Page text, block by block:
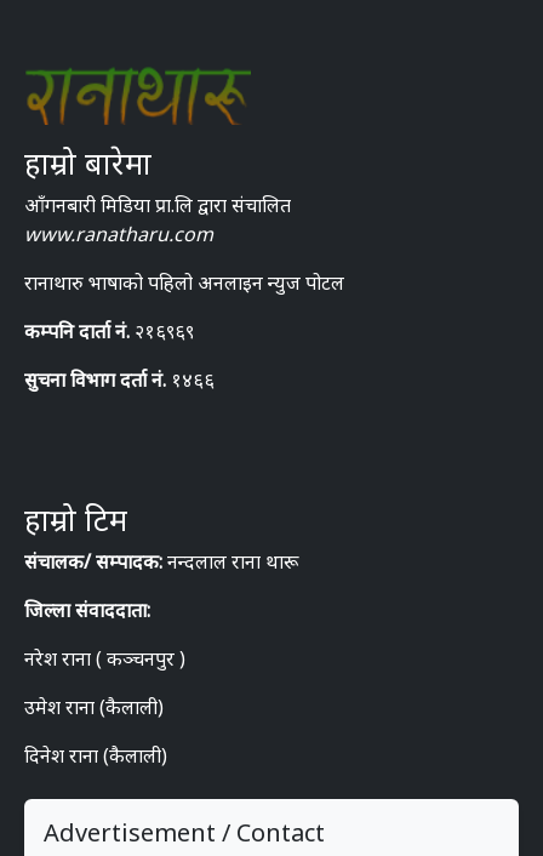
हाम्रो बारेमा
आँगनबारी मिडिया प्रा.लि द्वारा संचालित
www.ranatharu.com
रानाथारु भाषाको पहिलो अनलाइन न्युज पोटल
कम्पनि दार्ता नं. २१६९६९
सुचना विभाग दर्ता नं. १४६६
हाम्रो टिम
संचालक/ सम्पादक:नन्दलाल राना थारू
जिल्ला संवाददाता:
नरेश राना ( कञ्चनपुर )
उमेश राना (कैलाली)
दिनेश राना (कैलाली)
Advertisement / Contact